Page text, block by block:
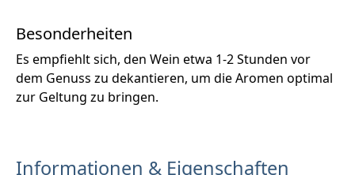
Besonderheiten
Es empfiehlt sich, den Wein etwa 1-2 Stunden vor
dem Genuss zu dekantieren, um die Aromen optimal
zur Geltung zu bringen.
Informationen & Eigenschaften